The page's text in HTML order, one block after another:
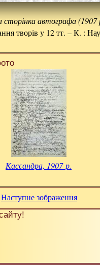
автографа (1907
творів у 12 тт. – К. :
Кассандра, 1907 р.
Наступне зображення